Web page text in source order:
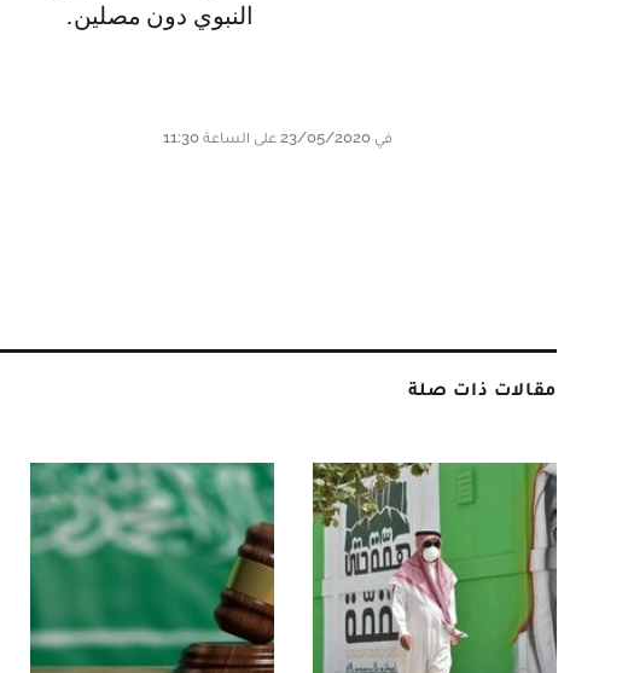
النبوي دون مصلين.
في 23/05/2020 على الساعة 11:30
مقالات ذات صلة